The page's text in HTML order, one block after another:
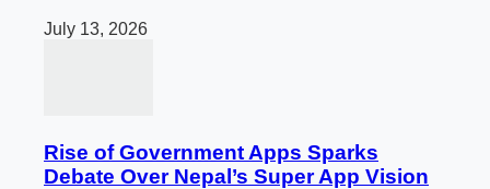
July 13, 2026
Rise of Government Apps Sparks
Debate Over Nepal’s Super App Vision